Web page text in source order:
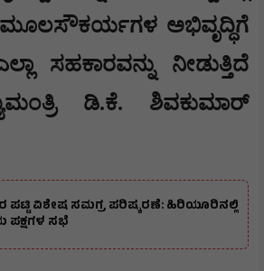
ಮೂಲಸೌಕರ್ಯಗಳ ಅಭಿವೃದ್ಧಿಗೆ
ಸಹಕಾರವನ್ನು ನೀಡುತ್ತಿದೆ
ಡಿ.ಕೆ. ಶಿವಕುಮಾರ್
ಪಟ್ಟಿ ವಿಶೇಷ ಸಮಗ್ರ ಪರಿಷ್ಕರಣೆ: ಹಿರಿಯೂರಿನಲ್ಲಿ
ಪಕ್ಷಗಳ ಸಭೆ